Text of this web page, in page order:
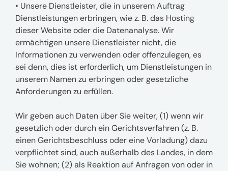
• Unsere Dienstleister, die in unserem Auftrag
Dienstleistungen erbringen, wie z. B. das Hosting
dieser Website oder die Datenanalyse. Wir
ermächtigen unsere Dienstleister nicht, die
Informationen zu verwenden oder offenzulegen, es
sei denn, dies ist erforderlich, um Dienstleistungen in
unserem Namen zu erbringen oder gesetzliche
Anforderungen zu erfüllen.
Wir geben auch Daten über Sie weiter, (1) wenn wir
gesetzlich oder durch ein Gerichtsverfahren (z. B.
einen Gerichtsbeschluss oder eine Vorladung) dazu
verpflichtet sind, auch außerhalb des Landes, in dem
Sie wohnen; (2) als Reaktion auf Anfragen von oder in